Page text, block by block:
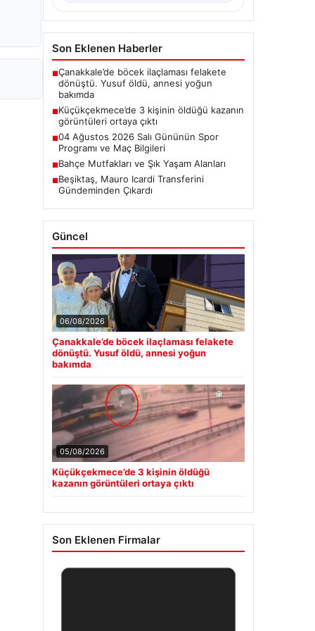
Son Eklenen Haberler
■Çanakkale’de böcek ilaçlaması felakete
dönüştü. Yusuf öldü, annesi yoğun
bakımda
■Küçükçekmece’de 3 kişinin öldüğü kazanın
görüntüleri ortaya çıktı
■04 Ağustos 2026 Salı Gününün Spor
Programı ve Maç Bilgileri
■Bahçe Mutfakları ve Şık Yaşam Alanları
■Beşiktaş, Mauro Icardi Transferini
Gündeminden Çıkardı
Güncel
06/08/2026
Çanakkale’de böcek ilaçlaması felakete
dönüştü. Yusuf öldü, annesi yoğun
bakımda
05/08/2026
Küçükçekmece’de 3 kişinin öldüğü
kazanın görüntüleri ortaya çıktı
Son Eklenen Firmalar